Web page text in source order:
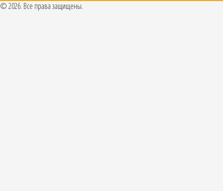
© 2026. Все права защищены.